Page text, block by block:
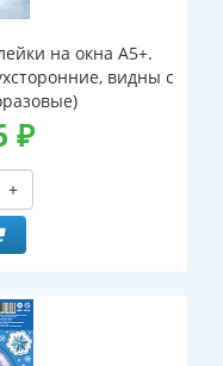
на окна А5+.
видны с
₽
+